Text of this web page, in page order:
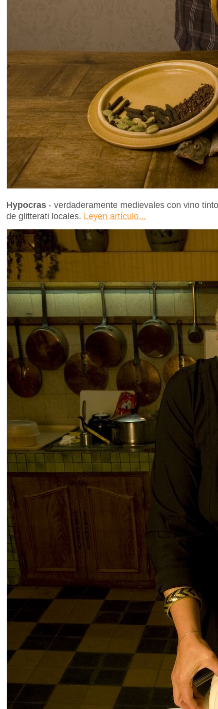
Hypocras - verdaderamente medievales con vino
de glitterati locales. Leyen artículo...